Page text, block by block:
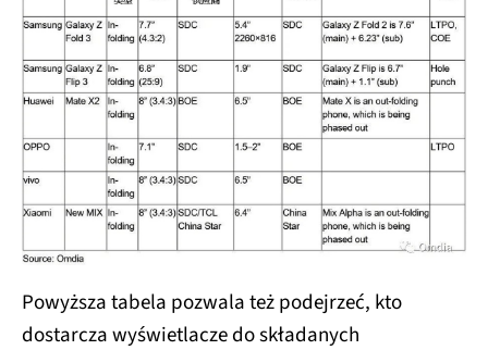
Powyższa tabela pozwala też podejrzeć, kto
dostarcza wyświetlacze do składanych